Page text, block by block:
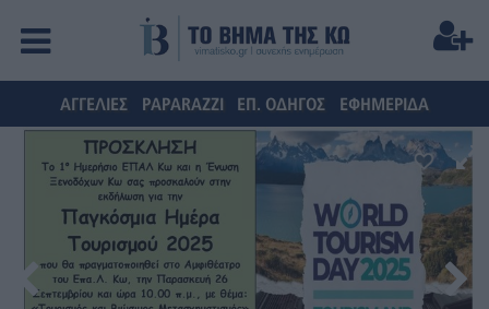
ΑΓΓΕΛΙΕΣ PAPARAZZI ΕΠ. ΟΔΗΓΟΣ ΕΦΗΜΕΡΙΔΑ